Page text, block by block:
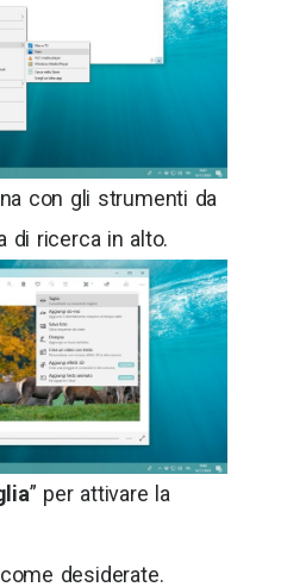
con gli strumenti da
di ricerca in alto.
” per attivare la
desiderate.